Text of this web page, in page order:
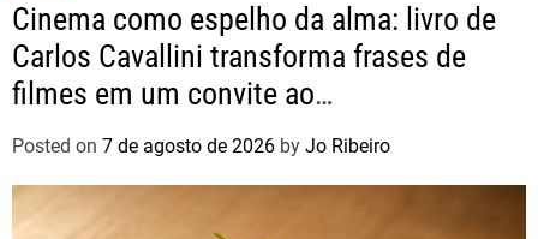
Cinema como espelho da alma: livro de
Carlos Cavallini transforma frases de
filmes em um convite ao
autoconhecimento
Posted on 7 de agosto de 2026 by Jo Ribeiro